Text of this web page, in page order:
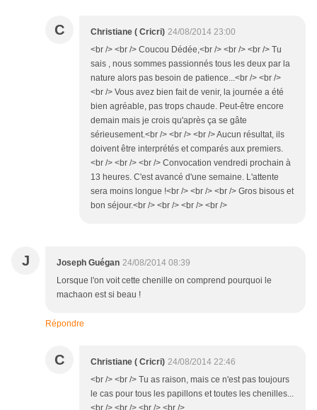
C Christiane ( Cricri) 24/08/2014 23:00
<br /> <br /> Coucou Dédée,<br /> <br /> <br /> Tu
sais , nous sommes passionnés tous les deux par la
nature alors pas besoin de patience...<br /> <br />
<br /> Vous avez bien fait de venir, la journée a été
bien agréable, pas trops chaude. Peut-être encore
demain mais je crois qu'après ça se gâte
sérieusement.<br /> <br /> <br /> Aucun résultat, ils
doivent être interprétés et comparés aux premiers.
<br /> <br /> <br /> Convocation vendredi prochain à
13 heures. C'est avancé d'une semaine. L'attente
sera moins longue !<br /> <br /> <br /> Gros bisous et
bon séjour.<br /> <br /> <br /> <br />
J Joseph Guégan 24/08/2014 08:39
Lorsque l'on voit cette chenille on comprend pourquoi le
machaon est si beau !
Répondre
C Christiane ( Cricri) 24/08/2014 22:46
<br /> <br /> Tu as raison, mais ce n'est pas toujours
le cas pour tous les papillons et toutes les chenilles...
<br /> <br /> <br /> <br />